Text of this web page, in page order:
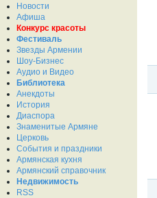
Новости
Афиша
Конкурс красоты
Фестиваль
Звезды Армении
Шоу-Бизнес
Аудио и Видео
Библиотека
Анекдоты
История
Диаспора
Знаменитые Армяне
Церковь
События и праздники
Армянская кухня
Армянский справочник
Недвижимость
RSS